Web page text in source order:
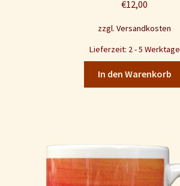
Impressum und Disclaimer
€12,00
zzgl. Versandkosten
Lieferzeit: 2 - 5 Werktage
In den Warenkorb